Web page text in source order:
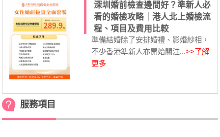
深圳婚前檢查邊間好？準新人必
看的婚檢攻略｜港人北上婚檢流
程、項目及費用比較
準備結婚除了安排婚禮、影婚紗相，
不少香港準新人亦開始關注...>>了解
更多
服務項目